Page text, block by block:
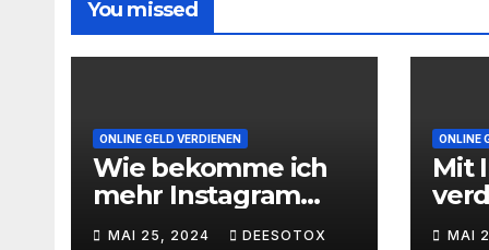
You missed
ONLINE GELD VERDIENEN
Wie bekomme ich
mehr Instagram
MAI 25, 2024 DEESOTOX
ONLINE
Mit
MAI